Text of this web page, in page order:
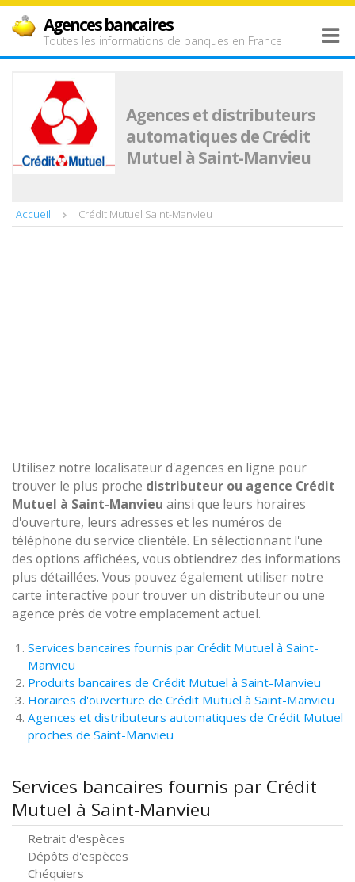
Agences bancaires
Toutes les informations de banques en France
Agences et distributeurs
automatiques de Crédit
Mutuel à Saint-Manvieu
Accueil Crédit Mutuel Saint-Manvieu
Utilisez notre localisateur d'agences en ligne pour
trouver le plus proche distributeur ou agence Crédit
Mutuel à Saint-Manvieu ainsi que leurs horaires
d'ouverture, leurs adresses et les numéros de
téléphone du service clientèle. En sélectionnant l'une
des options affichées, vous obtiendrez des informations
plus détaillées. Vous pouvez également utiliser notre
carte interactive pour trouver un distributeur ou une
agence près de votre emplacement actuel.
Services bancaires fournis par Crédit Mutuel à Saint-
Manvieu
Produits bancaires de Crédit Mutuel à Saint-Manvieu
Horaires d'ouverture de Crédit Mutuel à Saint-Manvieu
Agences et distributeurs automatiques de Crédit Mutuel
proches de Saint-Manvieu
Services bancaires fournis par Crédit
Mutuel à Saint-Manvieu
Retrait d'espèces
Dépôts d'espèces
Chéquiers